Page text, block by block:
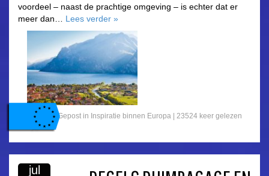
voordeel – naast de prachtige omgeving – is echter dat er
meer dan… Lees verder »
Gepost in Inspiratie binnen Europa 23524 keer gelezen
jul